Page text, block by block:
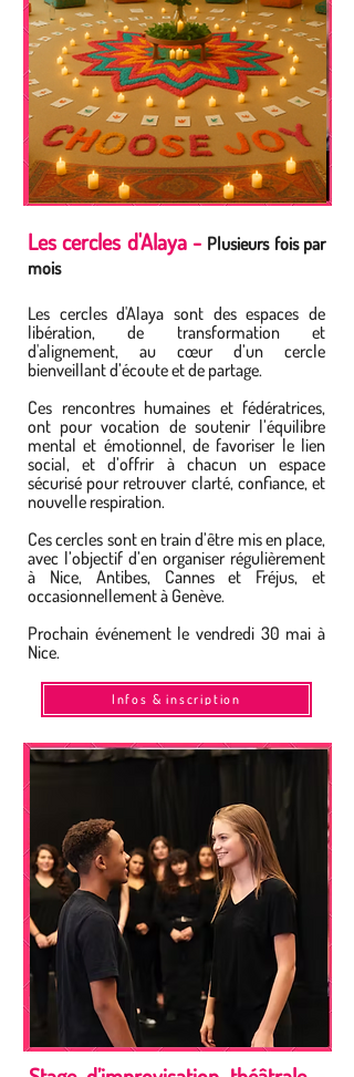
Les cercles d'Alaya - Plusieurs fois par
mois
Les cercles d'Alaya sont des espaces de
libération, de transformation et
d'alignement, au cœur d’un cercle
bienveillant d’écoute et de partage.
Ces rencontres humaines et fédératrices,
ont pour vocation de soutenir l’équilibre
mental et émotionnel, de favoriser le lien
social, et d’offrir à chacun un espace
sécurisé pour retrouver clarté, confiance, et
nouvelle respiration.
Ces cercles sont en train d’être mis en place,
avec l’objectif d’en organiser régulièrement
à Nice, Antibes, Cannes et Fréjus, et
occasionnellement à Genève.
Prochain événement le vendredi 30 mai à
Nice.
Infos & inscription